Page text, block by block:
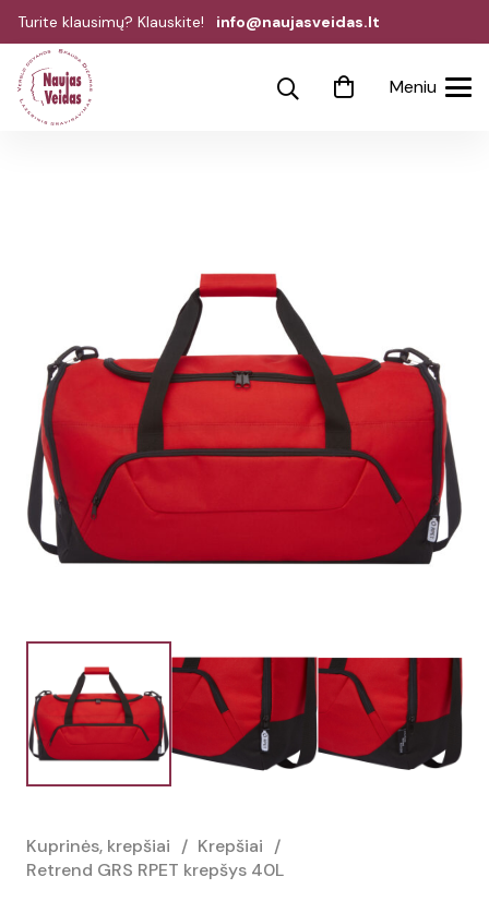
Turite klausimų? Klauskite! info@naujasveidas.lt
Meniu
Kuprinės, krepšiai / Krepšiai /
Retrend GRS RPET krepšys 40L